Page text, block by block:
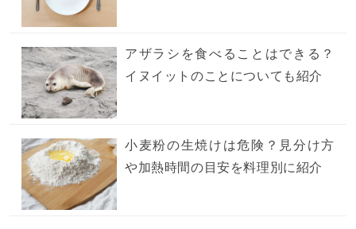
アザラシを食べることはできる？
イヌイットのことについても紹介
小麦粉の生焼けは危険？見分け方
や加熱時間の目安を料理別に紹介